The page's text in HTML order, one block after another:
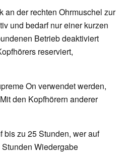
der rechten Ohrmuschel zur
und bedarf nur einer kurzen
Betrieb deaktiviert
reserviert,
On verwendet werden,
den Kopfhörern anderer
bis zu 25 Stunden, wer auf
Wiedergabe